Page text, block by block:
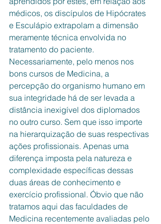
médicos, os discípulos de Hipócrates
e Esculápio extrapolam a dimensão
meramente técnica envolvida no
tratamento do paciente.
Necessariamente, pelo menos nos
bons cursos de Medicina, a
percepção do organismo humano em
sua integridade há de ser levada a
distância inexigível dos diplomados
no outro curso. Sem que isso importe
na hierarquização de suas respectivas
ações profissionais. Apenas uma
diferença imposta pela natureza e
complexidade específicas dessas
duas áreas de conhecimento e
exercício profissional. Óbvio que não
tratamos aqui das faculdades de
Medicina recentemente avaliadas pelo